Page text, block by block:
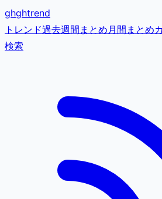
ghghtrend
トレンド過去週間まとめ月間まとめ
検索